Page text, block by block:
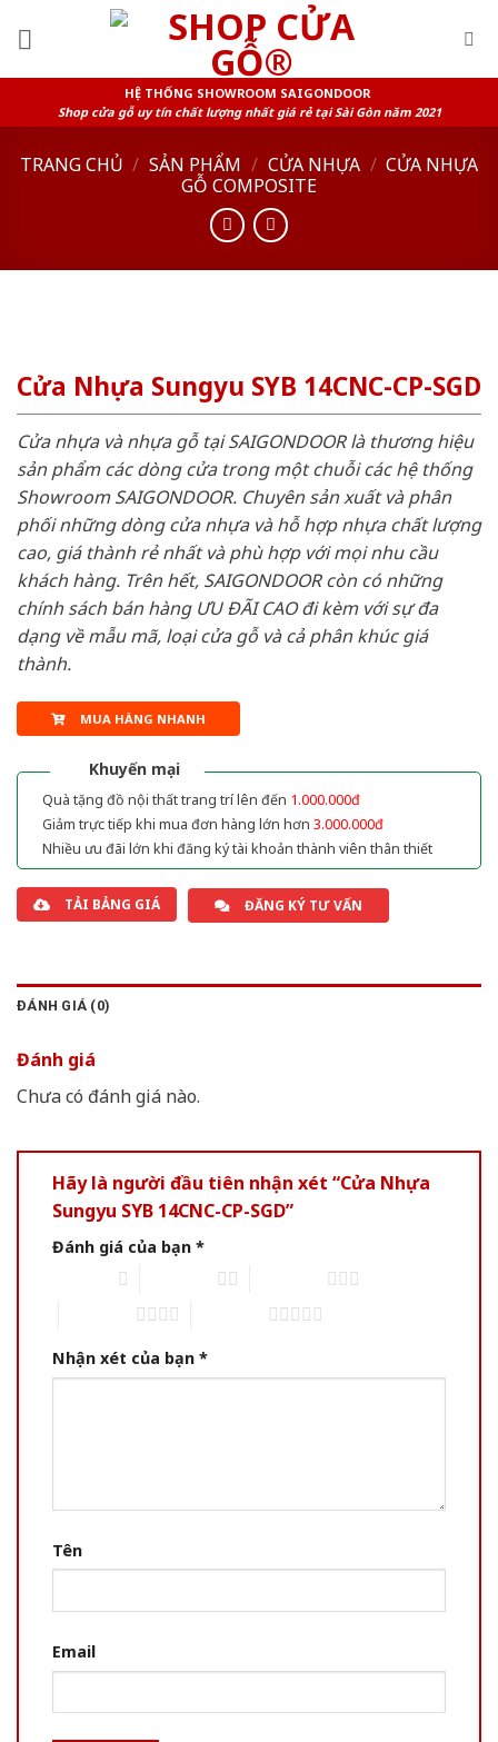
HỆ THỐNG SHOWROOM SAIGONDOOR
Shop cửa gỗ uy tín chất lượng nhất giá rẻ tại Sài Gòn năm 2021
TRANG CHỦ / SẢN PHẨM / CỬA NHỰA / CỬA NHỰA
GỖ COMPOSITE
Cửa Nhựa Sungyu SYB 14CNC-CP-SGD
Cửa nhựa và nhựa gỗ tại SAIGONDOOR là thương hiệu
sản phẩm các dòng cửa trong một chuỗi các hệ thống
Showroom SAIGONDOOR. Chuyên sản xuất và phân
phối những dòng cửa nhựa và hỗ hợp nhựa chất lượng
cao, giá thành rẻ nhất và phù hợp với mọi nhu cầu
khách hàng. Trên hết, SAIGONDOOR còn có những
chính sách bán hàng ƯU ĐÃI CAO đi kèm với sự đa
dạng về mẫu mã, loại cửa gỗ và cả phân khúc giá
thành.
MUA HÀNG NHANH
Khuyến mại
Quà tặng đồ nội thất trang trí lên đến 1.000.000đ
Giảm trực tiếp khi mua đơn hàng lớn hơn 3.000.000đ
Nhiều ưu đãi lớn khi đăng ký tài khoản thành viên thân thiết
TẢI BẢNG GIÁ ĐĂNG KÝ TƯ VẤN
ĐÁNH GIÁ (0)
Đánh giá
Chưa có đánh giá nào.
Hãy là người đầu tiên nhận xét “Cửa Nhựa
Sungyu SYB 14CNC-CP-SGD”
Đánh giá của bạn *
Nhận xét của bạn *
Tên
Email